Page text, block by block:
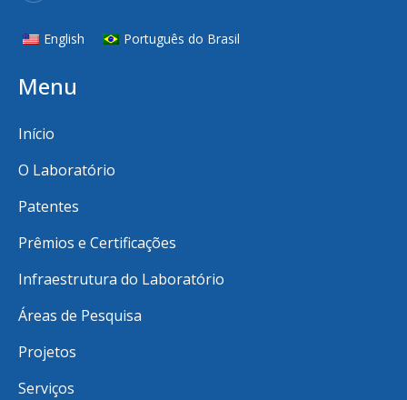
English Português do Brasil
Menu
Início
O Laboratório
Patentes
Prêmios e Certificações
Infraestrutura do Laboratório
Áreas de Pesquisa
Projetos
Serviços